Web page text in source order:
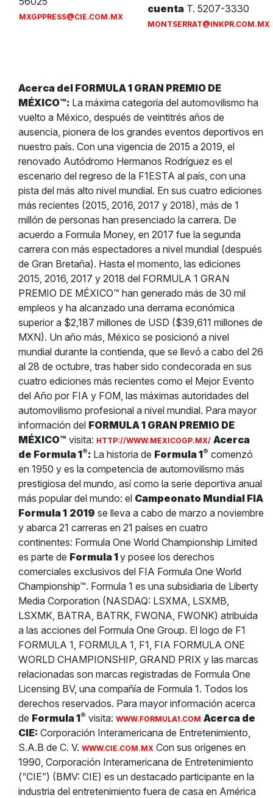
MXGPPRESS@CIE.COM.MX
cuenta T. 5207-3330
MONTSERRAT@INKPR.COM.MX
Acerca del FORMULA 1 GRAN PREMIO DE
MÉXICO™: La máxima categoría del automovilismo ha
vuelto a México, después de veintitrés años de
ausencia, pionera de los grandes eventos deportivos en
nuestro país. Con una vigencia de 2015 a 2019, el
renovado Autódromo Hermanos Rodríguez es el
escenario del regreso de la F1ESTA al país, con una
pista del más alto nivel mundial. En sus cuatro ediciones
más recientes (2015, 2016, 2017 y 2018), más de 1
millón de personas han presenciado la carrera. De
acuerdo a Formula Money, en 2017 fue la segunda
carrera con más espectadores a nivel mundial (después
de Gran Bretaña). Hasta el momento, las ediciones
2015, 2016, 2017 y 2018 del FORMULA 1 GRAN
PREMIO DE MÉXICO™ han generado más de 30 mil
empleos y ha alcanzado una derrama económica
superior a $2,187 millones de USD ($39,611 millones de
MXN). Un año más, México se posicionó a nivel
mundial durante la contienda, que se llevó a cabo del 26
al 28 de octubre, tras haber sido condecorada en sus
cuatro ediciones más recientes como el Mejor Evento
del Año por FIA y FOM, las máximas autoridades del
automovilismo profesional a nivel mundial. Para mayor
información del FORMULA 1 GRAN PREMIO DE
MÉXICO™ visita: HTTP://WWW.MEXICOGP.MX/ Acerca
de Formula 1®: La historia de Formula 1® comenzó
en 1950 y es la competencia de automovilismo más
prestigiosa del mundo, así como la serie deportiva anual
más popular del mundo: el Campeonato Mundial FIA
Formula 1 2019 se lleva a cabo de marzo a noviembre
y abarca 21 carreras en 21 países en cuatro
continentes: Formula One World Championship Limited
es parte de Formula 1y posee los derechos
comerciales exclusivos del FIA Formula One World
Championship™. Formula 1 es una subsidiaria de Liberty
Media Corporation (NASDAQ: LSXMA, LSXMB,
LSXMK, BATRA, BATRK, FWONA, FWONK) atribuida
a las acciones del Formula One Group. El logo de F1
FORMULA 1, FORMULA 1, F1, FIA FORMULA ONE
WORLD CHAMPIONSHIP, GRAND PRIX y las marcas
relacionadas son marcas registradas de Formula One
Licensing BV, una compañía de Formula 1. Todos los
derechos reservados. Para mayor información acerca
de Formula 1® visita: WWW.FORMULA1.COM Acerca de
CIE: Corporación Interamericana de Entretenimiento,
S.A.B de C. V. WWW.CIE.COM.MX Con sus orígenes en
1990, Corporación Interamericana de Entretenimiento
(“CIE”) (BMV: CIE) es un destacado participante en la
industria del entretenimiento fuera de casa en América